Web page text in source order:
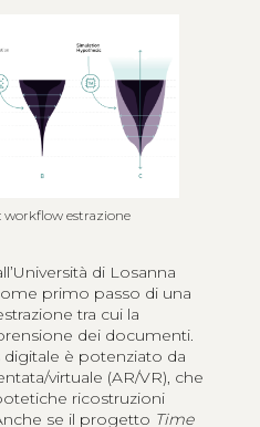
estrazione
di Losanna
primo passo di una
tra cui la
dei documenti.
digitale è potenziato da
virtuale (AR/VR), che
ricostruzioni
se il progetto Time